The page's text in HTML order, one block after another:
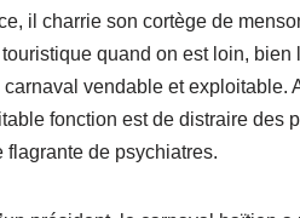
il charrie son cortège de
quand on est loin,
carnaval vendable et
fonction est de distraire des
flagrante de psychiatres.